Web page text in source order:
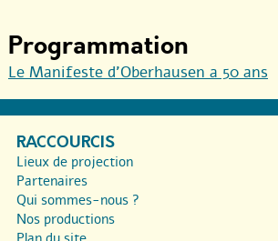
Programmation
Le Manifeste d’Oberhausen a 50 ans
RACCOURCIS
Lieux de projection
Partenaires
Qui sommes-nous ?
Nos productions